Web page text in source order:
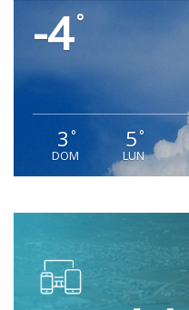
-4°
3 °
DOM
5 °
LUN